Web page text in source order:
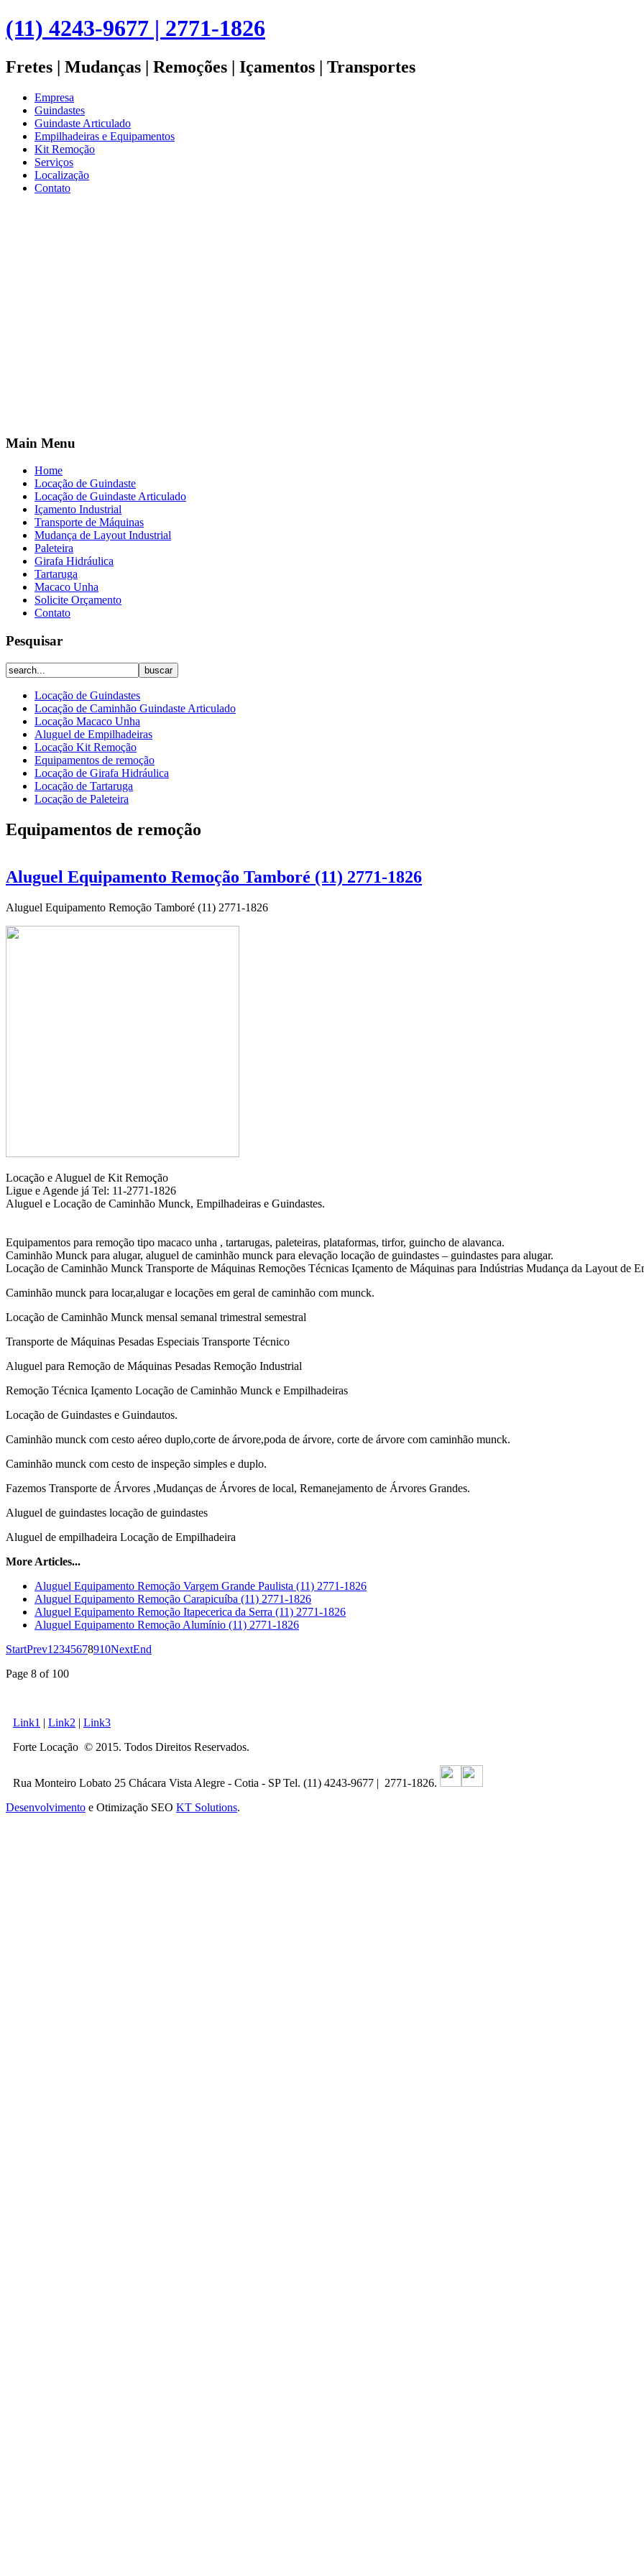
(11) 4243-9677 | 2771-1826
Fretes | Mudanças | Remoções | Içamentos | Transportes
Empresa
Guindastes
Guindaste Articulado
Empilhadeiras e Equipamentos
Kit Remoção
Serviços
Localização
Contato
Main Menu
Home
Locação de Guindaste
Locação de Guindaste Articulado
Içamento Industrial
Transporte de Máquinas
Mudança de Layout Industrial
Paleteira
Girafa Hidráulica
Tartaruga
Macaco Unha
Solicite Orçamento
Contato
Pesquisar
Locação de Guindastes
Locação de Caminhão Guindaste Articulado
Locação Macaco Unha
Aluguel de Empilhadeiras
Locação Kit Remoção
Equipamentos de remoção
Locação de Girafa Hidráulica
Locação de Tartaruga
Locação de Paleteira
Equipamentos de remoção
Aluguel Equipamento Remoção Tamboré (11) 2771-1826
Aluguel Equipamento Remoção Tamboré (11) 2771-1826
Locação e Aluguel de Kit Remoção
Ligue e Agende já Tel: 11-2771-1826
Aluguel e Locação de Caminhão Munck, Empilhadeiras e Guindastes.
Equipamentos para remoção tipo macaco unha , tartarugas, paleteiras, plataformas, tirfor, guincho de alavanca.
Caminhão Munck para alugar, aluguel de caminhão munck para elevação locação de guindastes – guindastes para alugar.
Locação de Caminhão Munck Transporte de Máquinas Remoções Técnicas Içamento de Máquinas para Indústrias Mudança da Layout de
Caminhão munck para locar,alugar e locações em geral de caminhão com munck.
Locação de Caminhão Munck mensal semanal trimestral semestral
Transporte de Máquinas Pesadas Especiais Transporte Técnico
Aluguel para Remoção de Máquinas Pesadas Remoção Industrial
Remoção Técnica Içamento Locação de Caminhão Munck e Empilhadeiras
Locação de Guindastes e Guindautos.
Caminhão munck com cesto aéreo duplo,corte de árvore,poda de árvore, corte de árvore com caminhão munck.
Caminhão munck com cesto de inspeção simples e duplo.
Fazemos Transporte de Árvores ,Mudanças de Árvores de local, Remanejamento de Árvores Grandes.
Aluguel de guindastes locação de guindastes
Aluguel de empilhadeira Locação de Empilhadeira
More Articles...
Aluguel Equipamento Remoção Vargem Grande Paulista (11) 2771-1826
Aluguel Equipamento Remoção Carapicuíba (11) 2771-1826
Aluguel Equipamento Remoção Itapecerica da Serra (11) 2771-1826
Aluguel Equipamento Remoção Alumínio (11) 2771-1826
StartPrev12345678910NextEnd
Page 8 of 100
Link1 Link2
Link3
Forte Locação © 2015. Todos Direitos Reservados.
Rua Monteiro Lobato 25 Chácara Vista Alegre - Cotia - SP Tel. (11) 4243-9677 | 2771-1826.
Desenvolvimento e Otimização SEO KT Solutions.